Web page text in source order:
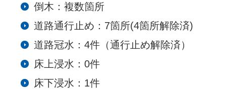
倒木：複数箇所
道路通行止め：7箇所(4箇所解除済)
道路冠水：4件（通行止め解除済）
床上浸水：0件
床下浸水：1件